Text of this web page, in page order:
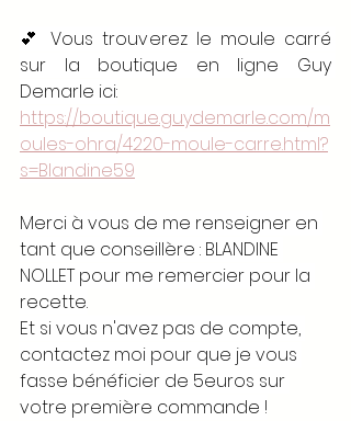
💕 Vous trouverez le moule carré
sur la boutique en ligne Guy
Demarle ici:
https://boutique.guydemarle.com/m
oules-ohra/4220-moule-carre.html?
s=Blandine59
Merci à vous de me renseigner en
tant que conseillère : BLANDINE
NOLLET pour me remercier pour la
recette.
Et si vous n'avez pas de compte,
contactez moi pour que je vous
fasse bénéficier de 5euros sur
votre première commande !